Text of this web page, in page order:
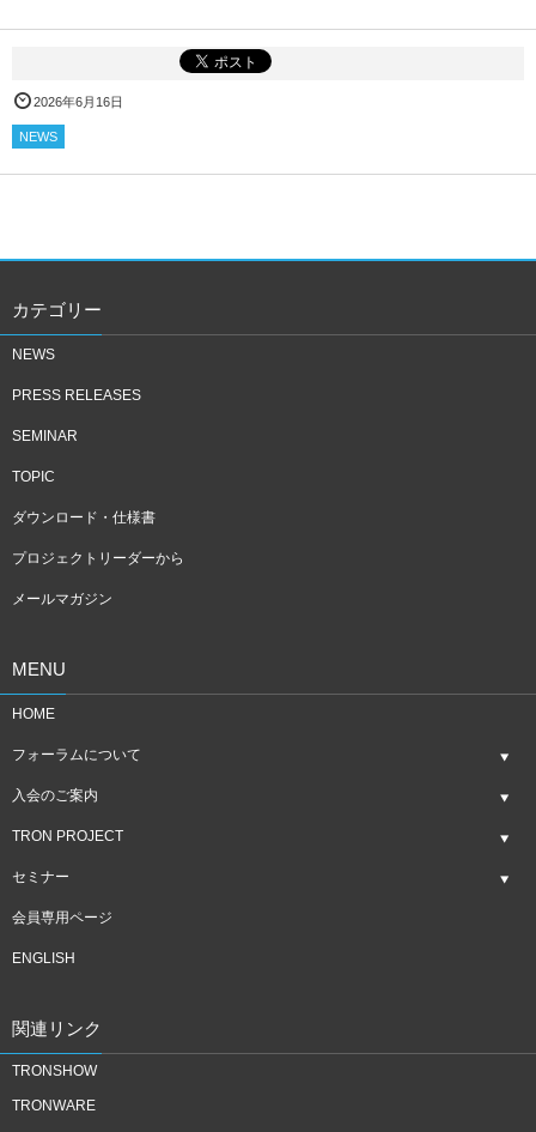
2026年6月16日
NEWS
カテゴリー
NEWS
PRESS RELEASES
SEMINAR
TOPIC
ダウンロード・仕様書
プロジェクトリーダーから
メールマガジン
MENU
HOME
フォーラムについて
入会のご案内
TRON PROJECT
セミナー
会員専用ページ
ENGLISH
関連リンク
TRONSHOW
TRONWARE